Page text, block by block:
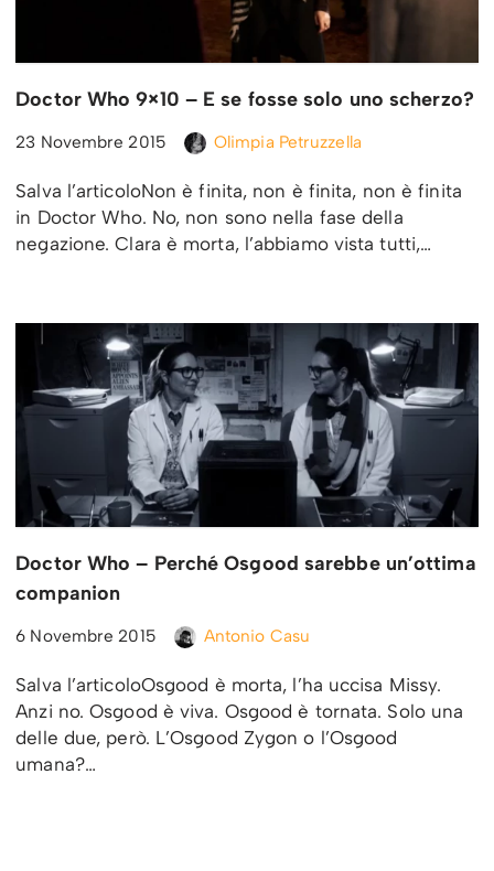
Doctor Who 9×10 – E se fosse solo uno scherzo?
23 Novembre 2015 Olimpia Petruzzella
Salva l’articoloNon è finita, non è finita, non è finita
in Doctor Who. No, non sono nella fase della
negazione. Clara è morta, l’abbiamo vista tutti,…
Doctor Who – Perché Osgood sarebbe un’ottima
companion
6 Novembre 2015 Antonio Casu
Salva l’articoloOsgood è morta, l’ha uccisa Missy.
Anzi no. Osgood è viva. Osgood è tornata. Solo una
delle due, però. L’Osgood Zygon o l’Osgood
umana?…